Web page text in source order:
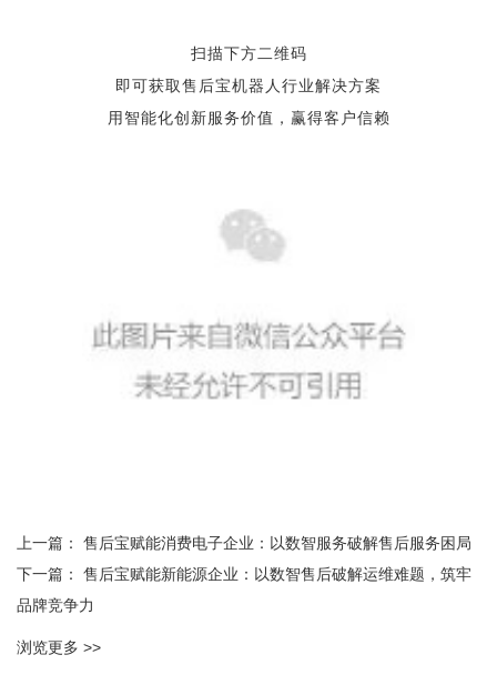
扫描下方二维码
即可获取售后宝机器人行业解决方案
用智能化创新服务价值，赢得客户信赖
上一篇： 售后宝赋能消费电子企业：以数智服务破解售后服务困局
下一篇： 售后宝赋能新能源企业：以数智售后破解运维难题，筑牢
品牌竞争力
浏览更多 >>